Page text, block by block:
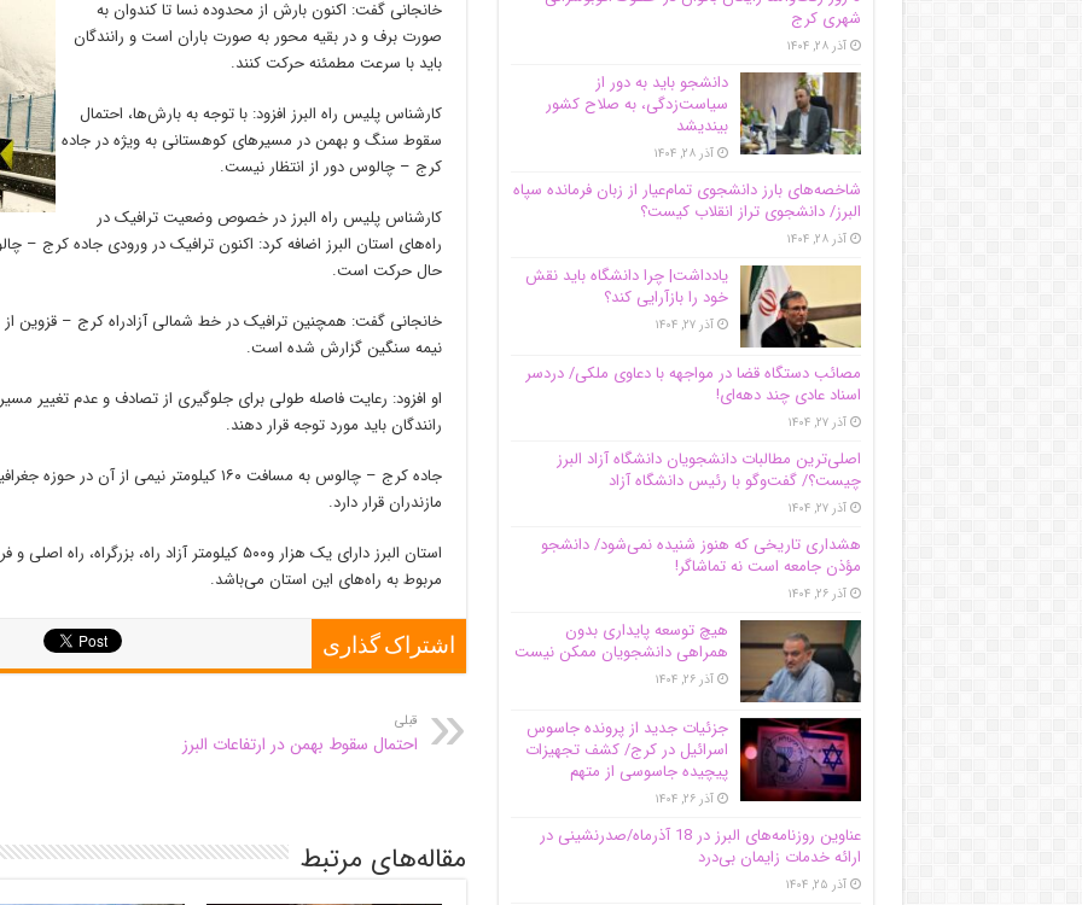
خانجانی گفت: اکنون بارش از محدوده نسا تا کندوان به
صورت برف و در بقیه محور به صورت باران است و رانندگان
باید با سرعت مطمئنه حرکت کنند.
کارشناس پلیس راه البرز افزود: با توجه به بارش‌ها، احتمال
سقوط سنگ و بهمن در مسیر‌های کوهستانی به ویژه در جاده
کرج – چالوس دور از انتظار نیست.
کارشناس پلیس راه البرز در خصوص وضعیت ترافیک در
راه‌های استان البرز اضافه کرد: اکنون ترافیک در ورودی جاده کرج –
حال حرکت است.
خانجانی گفت: همچنین ترافیک در خط شمالی آزادراه کرج – قزوین از
نیمه سنگین گزارش شده است.
او افزود: رعایت فاصله طولی برای جلوگیری از تصادف و عدم تغییر
رانندگان باید مورد توجه قرار دهند.
جاده کرج – چالوس به مسافت ۱۶۰ کیلومتر نیمی
مازندران قرار دارد.
مربوط به راه‌های این استان می‌باشد.
اشتراک گذاری
قبلی
احتمال سقوط بهمن در ارتفاعات البرز
مقاله‌های مرتبط
شهری کرج
آذر ۲۸, ۱۴۰۴
دانشجو باید به دور از
سیاست‌زدگی، به صلاح کشور
بیندیشد
آذر ۲۸, ۱۴۰۴
شاخصه‌های بارز دانشجوی تمام‌عیار از زبان فرمانده سپاه
البرز/ دانشجوی تراز انقلاب کیست؟
آذر ۲۸, ۱۴۰۴
یادداشت| چرا دانشگاه باید نقش
خود را بازآرایی کند؟
آذر ۲۷, ۱۴۰۴
مصائب دستگاه قضا در مواجهه با دعاوی ملکی/ دردسر
اسناد عادی چند‌ دهه‌ای!
آذر ۲۷, ۱۴۰۴
اصلی‌ترین مطالبات دانشجویان دانشگاه آزاد البرز
چیست؟/ گفت‌وگو با رئیس دانشگاه آز‌اد
آذر ۲۷, ۱۴۰۴
هشداری تاریخی که هنوز شنیده نمی‌شود/ دانشجو
مؤذن جامعه است نه تماشاگر!
آذر ۲۶, ۱۴۰۴
هیچ توسعه پایداری بدون
همراهی دانشجویان ممکن نیست
آذر ۲۶, ۱۴۰۴
جزئیات جدید از پرونده جاسوس
اسرائیل در کرج/‌ کشف تجهیزات
پیچیده جاسوسی از متهم
آذر ۲۶, ۱۴۰۴
عناوین روزنامه‌های البرز در ‌18 آذرماه/صدرنشینی در
ارائه خدمات زایمان بی‌درد
آذر ۲۵, ۱۴۰۴